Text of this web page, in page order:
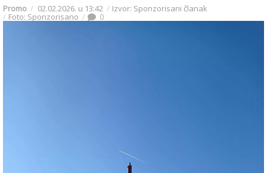
Promo 02.02.2026. u 13:42 Izvor: Sponzorisani članak
Foto: Sponzorisano 0